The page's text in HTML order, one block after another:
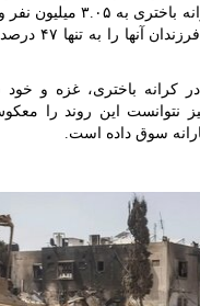
نفر افزایش یافت.
کرانه باختری، غزه و خود
شوروی سابق در دهه ۹۰ میلادی نیز نتوانست
سوق داده است.